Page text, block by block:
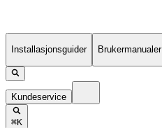
Installasjonsguider Brukermanualer
Kundeservice
⌘K